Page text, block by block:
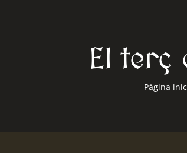
El terç
Pàgina